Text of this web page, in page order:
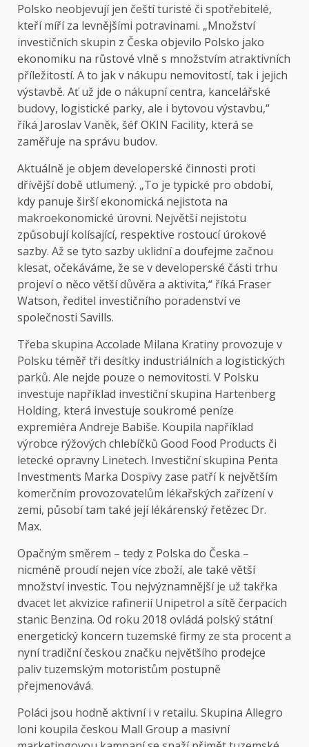
Polsko neobjevují jen čeští turisté či spotřebitelé,
kteří míří za levnějšími potravinami. „Množství
investičních skupin z Česka objevilo Polsko jako
ekonomiku na růstové vlně s množstvím atraktivních
příležitostí. A to jak v nákupu nemovitostí, tak i jejich
výstavbě. Ať už jde o nákupní centra, kancelářské
budovy, logistické parky, ale i bytovou výstavbu,“
říká Jaroslav Vaněk, šéf OKIN Facility, která se
zaměřuje na správu budov.
Aktuálně je objem developerské činnosti proti
dřívější době utlumený. „To je typické pro období,
kdy panuje širší ekonomická nejistota na
makroekonomické úrovni. Největší nejistotu
způsobují kolísající, respektive rostoucí úrokové
sazby. Až se tyto sazby uklidní a doufejme začnou
klesat, očekáváme, že se v developerské části trhu
projeví o něco větší důvěra a aktivita,“ říká Fraser
Watson, ředitel investičního poradenství ve
společnosti Savills.
Třeba skupina Accolade Milana Kratiny provozuje v
Polsku téměř tři desítky industriálních a logistických
parků. Ale nejde pouze o nemovitosti. V Polsku
investuje například investiční skupina Hartenberg
Holding, která investuje soukromé peníze
expremiéra Andreje Babiše. Koupila například
výrobce rýžových chlebíčků Good Food Products či
letecké opravny Linetech. Investiční skupina Penta
Investments Marka Dospivy zase patří k největším
komerčním provozovatelům lékařských zařízení v
zemi, působí tam také její lékárenský řetězec Dr.
Max.
Opačným směrem – tedy z Polska do Česka –
nicméně proudí nejen více zboží, ale také větší
množství investic. Tou nejvýznamnější je už takřka
dvacet let akvizice rafinerií Unipetrol a sítě čerpacích
stanic Benzina. Od roku 2018 ovládá polský státní
energetický koncern tuzemské firmy ze sta procent a
nyní tradiční českou značku největšího prodejce
paliv tuzemským motoristům postupně
přejmenovává.
Poláci jsou hodně aktivní i v retailu. Skupina Allegro
loni koupila českou Mall Group a masivní